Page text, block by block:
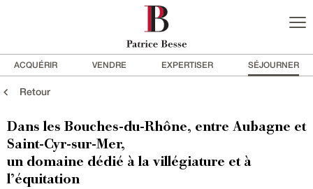
ACQUÉRIR VENDRE EXPERTISER SÉJOURNER
Retour
Dans les Bouches-du-Rhône, entre Aubagne et
Saint-Cyr-sur-Mer,
un domaine dédié à la villégiature et à
l’équitation